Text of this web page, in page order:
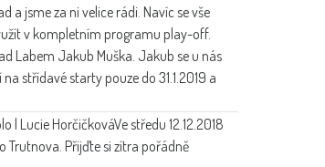
a jsme za ni velice rádi. Navíc se vše
v kompletním programu play-off.
Labem Jakub Muška. Jakub se u nás
střídavé starty pouze do 31.1.2019 a
| Lucie HorčičkováVe středu 12.12.2018
Trutnova. Přijďte si zítra pořádně